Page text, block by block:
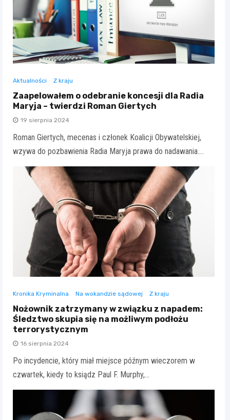
Aktualności Z kraju
Zaapelowałem o odebranie koncesji dla Radia
Maryja – twierdzi Roman Giertych
19 sierpnia 2024
Roman Giertych, mecenas i członek Koalicji Obywatelskiej,
wzywa do pozbawienia Radia Maryja prawa do nadawania.…
Kronika Kryminalna Na wokandzie sądowej Z kraju
Nożownik zatrzymany w związku z napadem:
Śledztwo skupia się na możliwym podłożu
terrorystycznym
16 sierpnia 2024
Po incydencie, który miał miejsce późnym wieczorem w
czwartek, kiedy to ksiądz Paul F. Murphy,…